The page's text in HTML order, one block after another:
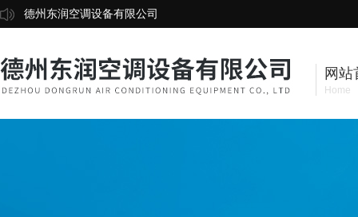
德州东润空调设备有限公司
网站
Home